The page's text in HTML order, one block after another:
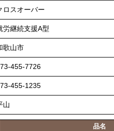
ロスオーバー
労継続支援A型
歌山市
455-7726
455-1235
山
品名